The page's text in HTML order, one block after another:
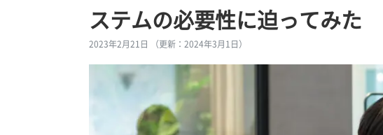
ステムの必要性に迫ってみた
2023年2月21日 （更新：2024年3月1日）